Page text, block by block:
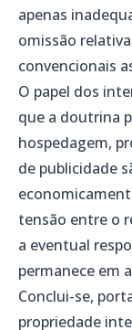
apenas
omissão
convencionais
O papel dos
que a doutrina
hospedagem,
de publicidade
tensão entre o
a eventual
permanece em
Conclui-se,
propriedade